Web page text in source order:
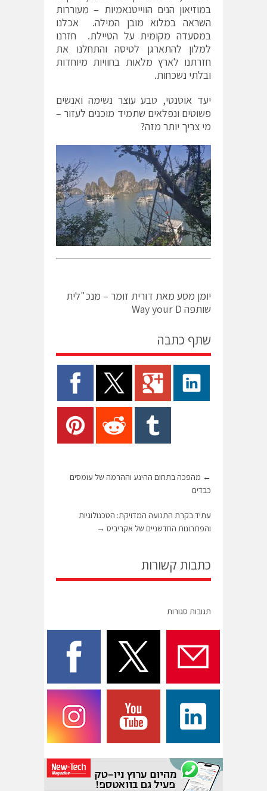
במוזיאון הנים הווייטנאמיות – מעוררות
השראה במלוא מובן המילה. אכלנו
במסעדה מקומית על הטיילת. חזרנו
למלון להתארגן לטיסה והתחלנו את
חזרתנו לארץ מלאות בחוויות מיוחדות
ובלתי נשכחות.
יעד אוטנטי, טבע עוצר נשימה ואנשים
פשוטים ונפלאים שתמיד מוכנים לעזור –
מי צריך יותר מזה?
יומן מסע מאת דורית זומר – מנכ"לית
שותפה Way your D
שתף כתבה
← מהפכה בתחום ההינע וההרמה של עומסים
כבדים
עתיד בקרת התנועה המדויקת: הטכנולוגיות
והפתרונות החדשניים של אקריביס →
כתבות קשורות
תגובות סגורות